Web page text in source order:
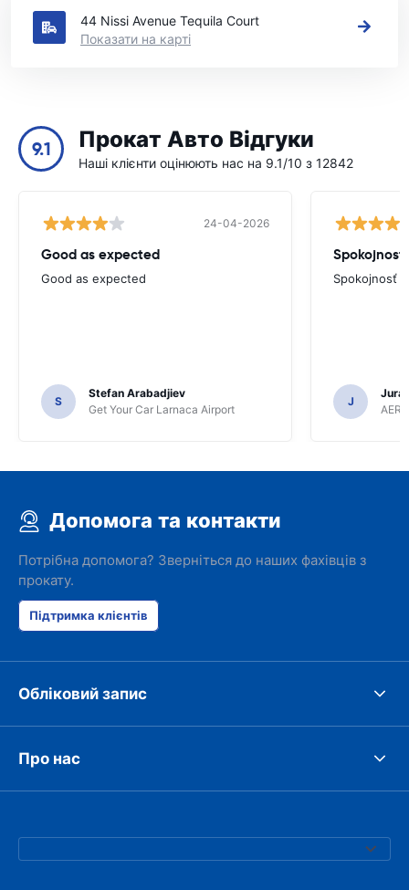
44 Nissi Avenue Tequila Court
Показати на карті
9.1 Прокат Авто Відгуки
Наші клієнти оцінюють нас на 9.1/10 з 12842
24-04-2026
Good as expected
Good as expected
S
Stefan Arabadjiev
Get Your Car Larnaca Airport
Spokojnosť
Spokojnosť
J
Juraj
Допомога та контакти
Потрібна допомога? Зверніться до наших фахівців з
прокату.
Підтримка клієнтів
Обліковий запис
Про нас